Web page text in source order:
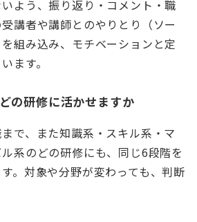
よう、振り返り・コメント・職
講者や講師とのやりとり（ソー
組み込み、モチベーションと定
ます。
の研修に活かせますか
で、また知識系・スキル系・マ
系のどの研修にも、同じ6段階を
。対象や分野が変わっても、判断